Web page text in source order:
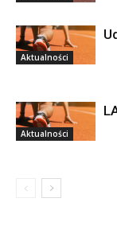
Aktualności
Aktualności